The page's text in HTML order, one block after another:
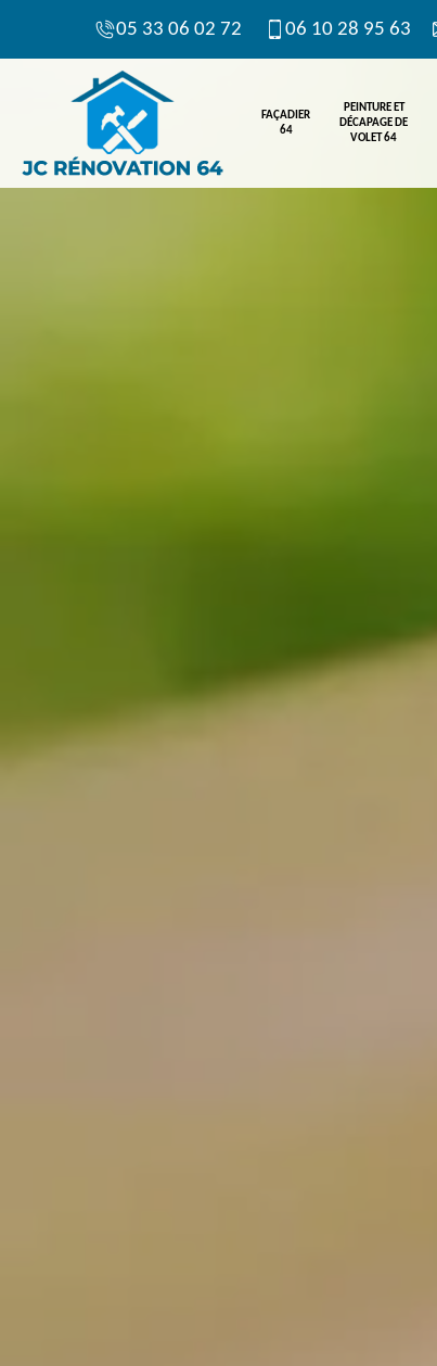
05 33 06 02 72 06 10 28 95 63
FAÇADIER
64
PEINTURE ET
DÉCAPAGE DE
VOLET 64